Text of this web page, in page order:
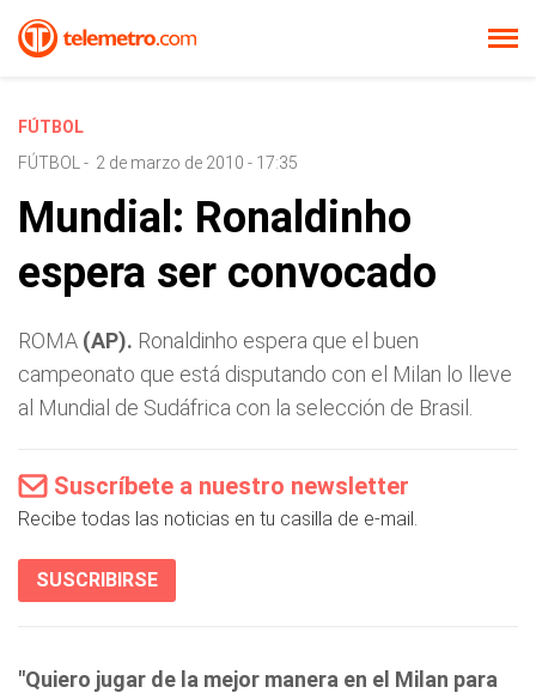
FÚTBOL
FÚTBOL
- 2 de marzo de 2010 - 17:35
Mundial: Ronaldinho
espera ser convocado
ROMA (AP). Ronaldinho espera que el buen
campeonato que está disputando con el Milan lo lleve
al Mundial de Sudáfrica con la selección de Brasil.
Suscríbete a nuestro newsletter
Recibe todas las noticias en tu casilla de e-mail.
SUSCRIBIRSE
"Quiero jugar de la mejor manera en el Milan para